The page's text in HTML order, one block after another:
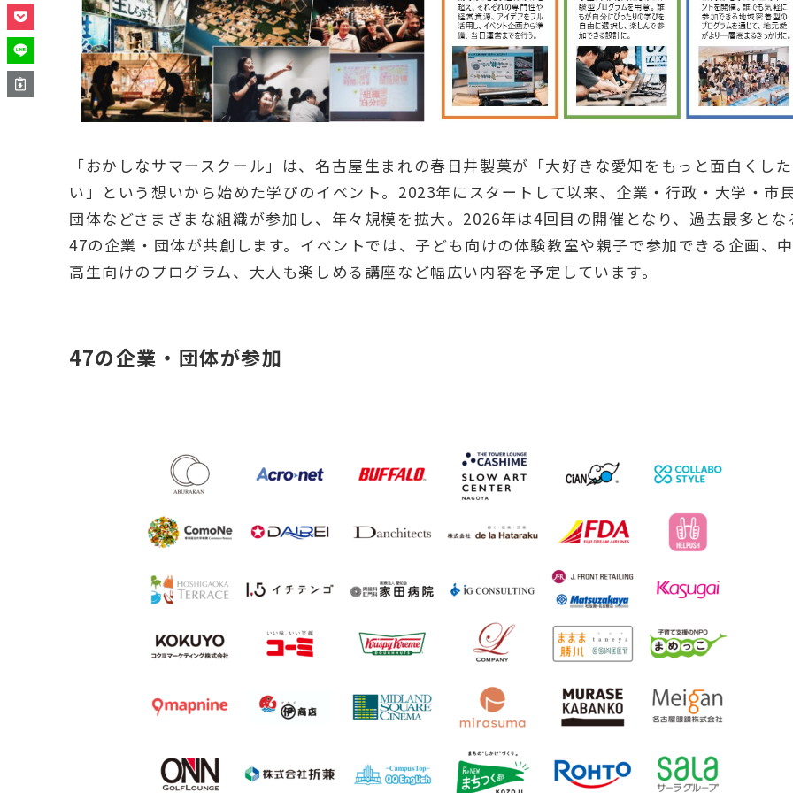
「おかしなサマースクール」は、名古屋生まれの春日井製菓が「大好きな愛知をもっと面白くした
い」という想いから始めた学びのイベント。2023年にスタートして以来、企業・行政・大学・市
団体などさまざまな組織が参加し、年々規模を拡大。2026年は4回目の開催となり、過去最多とな
47の企業・団体が共創します。イベントでは、子ども向けの体験教室や親子で参加できる企画、中
高生向けのプログラム、大人も楽しめる講座など幅広い内容を予定しています。
47の企業・団体が参加